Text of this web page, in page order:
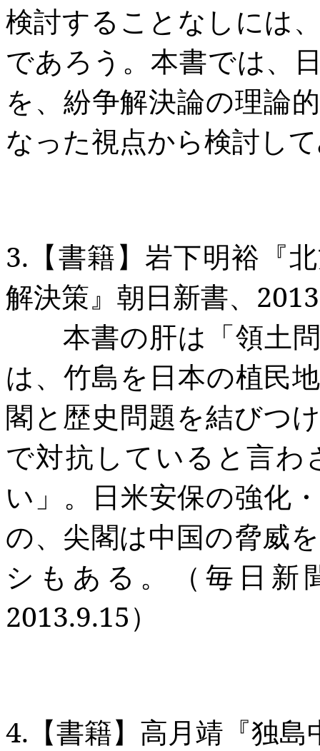
検討することなしには
であろう。本書では、
を、紛争解決論の理論
なった視点から検討し
3. 【書籍】岩下明裕『
解決策』朝日新書、 2013
本書の肝は「領土問
は、竹島を日本の植民
閣と歴史問題を結びつ
で対抗していると言
い」。日米安保の強化
の、尖閣は中国の脅威
シもある。（毎日新
2013.9.15）
4. 【書籍】高月靖『独